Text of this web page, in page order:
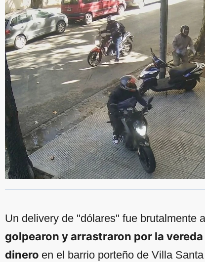
Un delivery de "dólares" fue brutalmente
golpearon y arrastraron por la
dinero en el barrio porteño de Villa